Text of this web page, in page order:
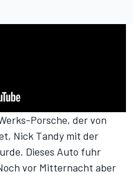
Porsche, der von
Nick Tandy mit der
Dieses Auto fuhr
vor Mitternacht aber